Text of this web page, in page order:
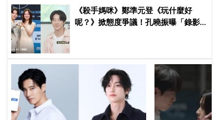
《殺手媽咪》鄭準元登《玩什麼好
呢？》掀態度爭議！孔曉振曝「錄影